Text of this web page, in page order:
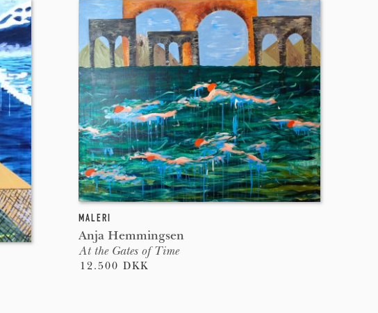
MALERI
Anja Hemmingsen
At the Gates of Time
12.500 DKK